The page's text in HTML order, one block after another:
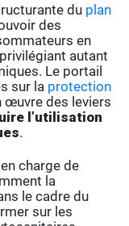
du plan
des
en
autant
Le portail
sur la protection
œuvre des leviers
l’utilisation
.
charge de
la
le cadre du
sur les